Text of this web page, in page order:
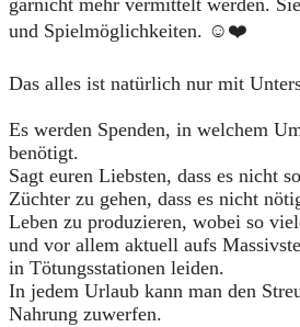
garnicht mehr vermittelt werden.
und Spielmöglichkeiten. ☺️❤️
Das alles ist natürlich nur mit
Es werden Spenden, in welchem
benötigt.
Sagt euren Liebsten, dass es nicht
Züchter zu gehen, dass es nicht
Leben zu produzieren, wobei so
und vor allem aktuell aufs
in Tötungsstationen leiden.
In jedem Urlaub kann man den
Nahrung zuwerfen.